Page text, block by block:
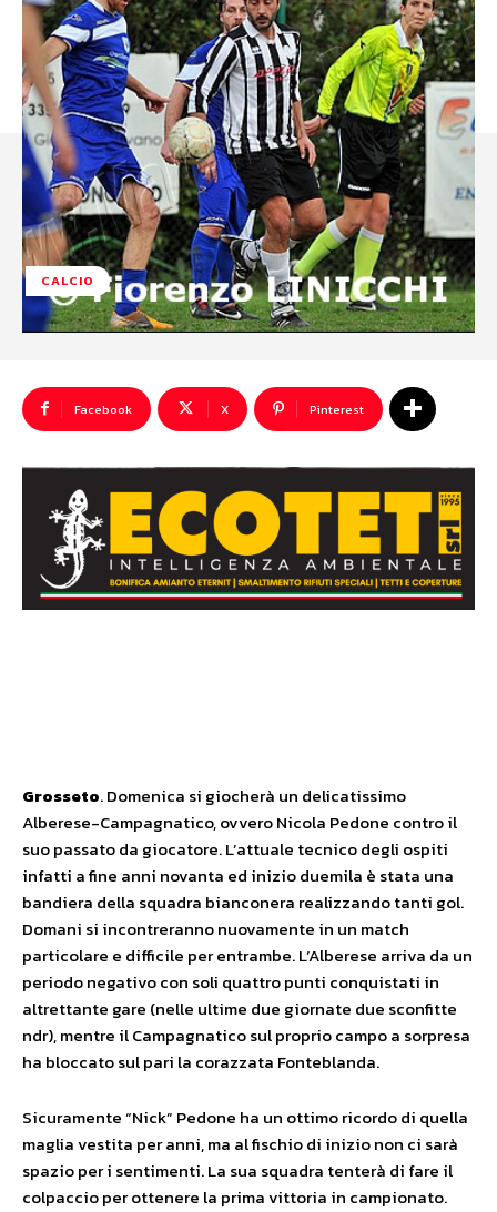
CALCIO
Facebook X Pinterest
Grosseto. Domenica si giocherà un delicatissimo
Alberese-Campagnatico, ovvero Nicola Pedone contro il
suo passato da giocatore. L’attuale tecnico degli ospiti
infatti a fine anni novanta ed inizio duemila è stata una
bandiera della squadra bianconera realizzando tanti gol.
Domani si incontreranno nuovamente in un match
particolare e difficile per entrambe. L’Alberese arriva da un
periodo negativo con soli quattro punti conquistati in
altrettante gare (nelle ultime due giornate due sconfitte
ndr), mentre il Campagnatico sul proprio campo a sorpresa
ha bloccato sul pari la corazzata Fonteblanda.
Sicuramente “Nick” Pedone ha un ottimo ricordo di quella
maglia vestita per anni, ma al fischio di inizio non ci sarà
spazio per i sentimenti. La sua squadra tenterà di fare il
colpaccio per ottenere la prima vittoria in campionato.